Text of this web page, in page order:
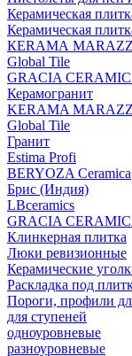
Керамическая
Керамическая
КЕRАМА
Global Tile
GRACIA
Керамогранит
KERAMA
Global Tile
Гранит
Estima Profi
BERYOZA Ceramica
Брис (Индия)
LBceramics
GRACIA
Клинкерная плитка
Люки ревизионные
Керамические
Раскладка под
Пороги, профили
для ступеней
одноуровневые
разноуровневые